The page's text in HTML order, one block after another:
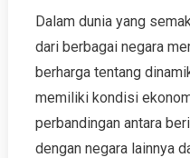
Dalam dunia yang
dari berbagai negara
berharga tentang
memiliki kondisi
perbandingan antara
dengan negara lainnya